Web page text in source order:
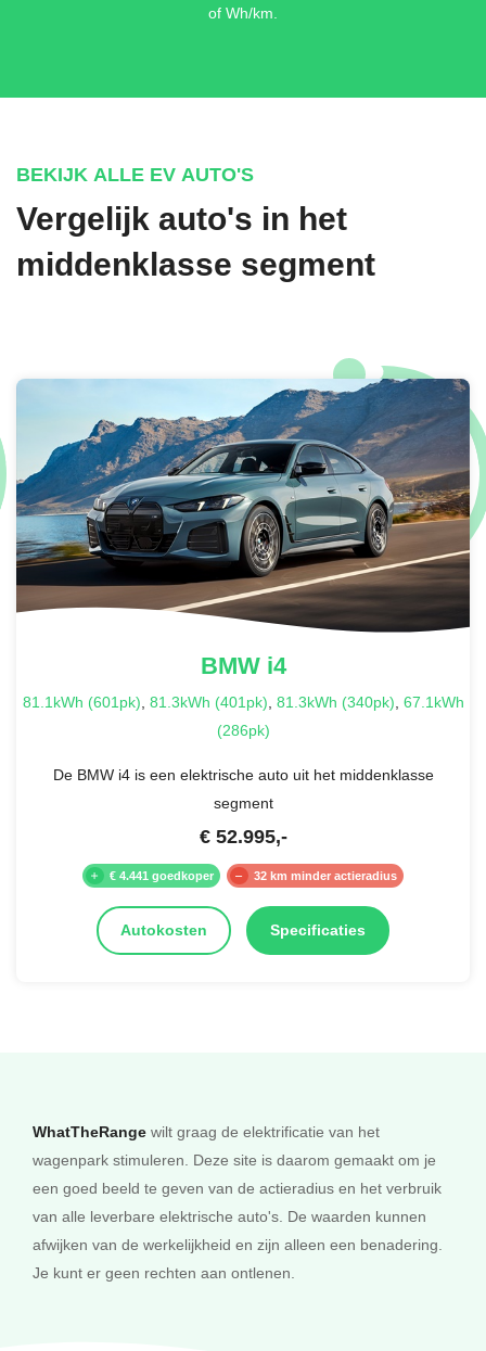
of Wh/km.
BEKIJK ALLE EV AUTO'S
Vergelijk auto's in het
middenklasse segment
BMWi4
81.1kWh (601pk), 81.3kWh (401pk), 81.3kWh (340pk), 67.1kWh
(286pk)
De BMW i4 is een elektrische auto uit het middenklasse
segment
€ 52.995,-
€ 4.441 goedkoper 32 km minder actieradius
Autokosten Specificaties
WhatTheRange wilt graag de elektrificatie van het
wagenpark stimuleren. Deze site is daarom gemaakt om je
een goed beeld te geven van de actieradius en het verbruik
van alle leverbare elektrische auto's. De waarden kunnen
afwijken van de werkelijkheid en zijn alleen een benadering.
Je kunt er geen rechten aan ontlenen.